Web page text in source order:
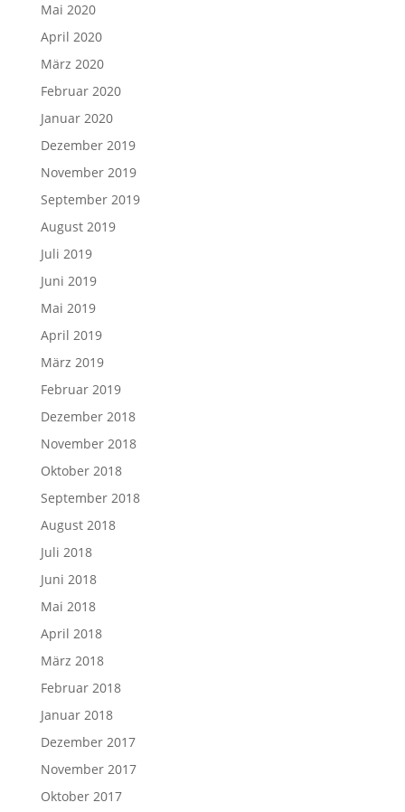
Mai 2020
April 2020
März 2020
Februar 2020
Januar 2020
Dezember 2019
November 2019
September 2019
August 2019
Juli 2019
Juni 2019
Mai 2019
April 2019
März 2019
Februar 2019
Dezember 2018
November 2018
Oktober 2018
September 2018
August 2018
Juli 2018
Juni 2018
Mai 2018
April 2018
März 2018
Februar 2018
Januar 2018
Dezember 2017
November 2017
Oktober 2017